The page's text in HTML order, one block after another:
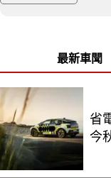
最新車聞
省
今